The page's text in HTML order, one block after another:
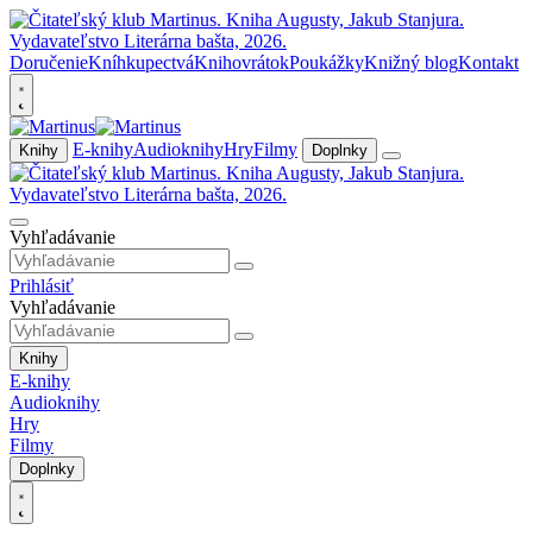
DoručenieKníhkupectváKnihovrátokPoukážkyKnižný blogKontakt
Knihy E-knihyAudioknihyHryFilmy Doplnky
Vyhľadávanie
Prihlásiť
Vyhľadávanie
Knihy
E-knihy
Audioknihy
Hry
Filmy
Doplnky